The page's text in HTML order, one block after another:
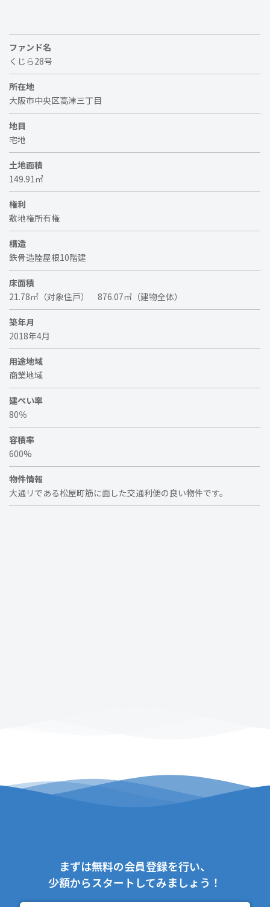
ファンド名
くじら28号
所在地
大阪市中央区高津三丁目
地目
宅地
土地面積
149.91㎡
権利
敷地権所有権
構造
鉄骨造陸屋根10階建
床面積
21.78㎡（対象住戸） 876.07㎡（建物全体）
築年月
2018年4月
用途地域
商業地域
建ぺい率
80％
容積率
600%
物件情報
大通リである松屋町筋に面した交通利便の良い物件です。
まずは無料の会員登録を行い、
少額からスタートしてみましょう！